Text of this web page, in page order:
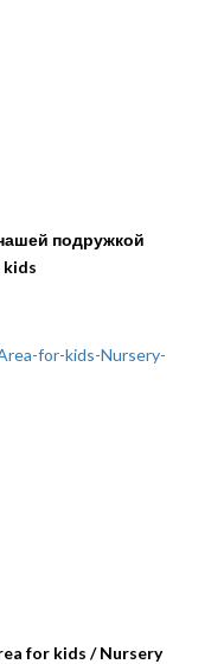
подружкой
for kids / Nursery